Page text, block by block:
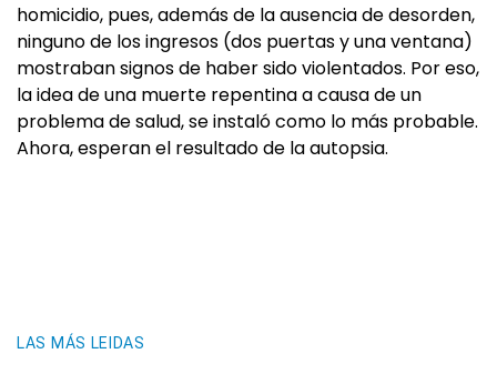
homicidio, pues, además de la ausencia de desorden,
ninguno de los ingresos (dos puertas y una ventana)
mostraban signos de haber sido violentados. Por eso,
la idea de una muerte repentina a causa de un
problema de salud, se instaló como lo más probable.
Ahora, esperan el resultado de la autopsia.
LAS MÁS LEIDAS